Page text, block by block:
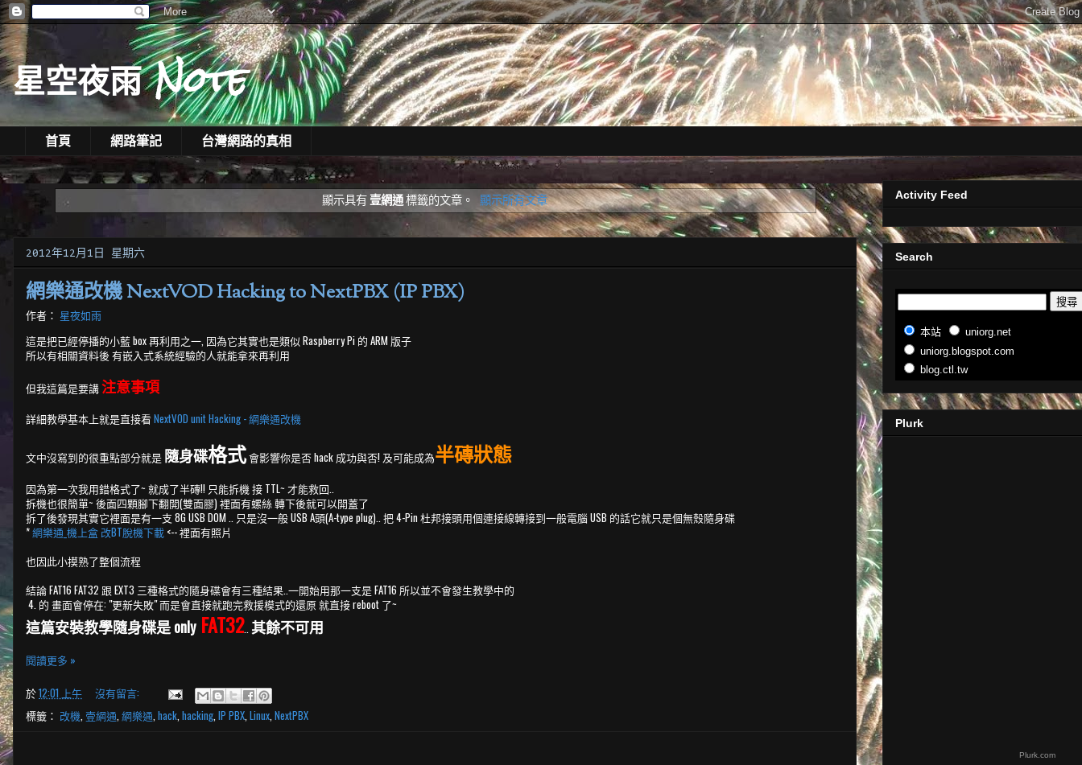
星空夜雨 Note
首頁 網路筆記 台灣網路的真相
顯示具有壹網通標籤的文章。 顯示所有文章
2012年12月1日 星期六
網樂通改機 NextVOD Hacking to NextPBX (IP PBX)
作者： 星夜如雨
這是把已經停播的小藍 box 再利用之一, 因為它其實也是類似 Raspberry Pi 的 ARM 版子
所以有相關資料後 有嵌入式系統經驗的人就能拿來再利用
但我這篇是要講注意事項
詳細教學基本上就是直接看NextVOD unit Hacking - 網樂通改機
文中沒寫到的很重點部分就是 隨身碟格式會影響你是否 hack 成功與否! 及可能成為半磚狀態
因為第一次我用錯格式了~ 就成了半磚!! 只能拆機 接 TTL~ 才能救回..
拆機也很簡單~ 後面四顆腳下翻開(雙面膠) 裡面有螺絲 轉下後就可以開蓋了
拆了後發現其實它裡面是有一支 8G USB DOM .. 只是沒一般 USB A頭(A-type plug).. 把 4-Pin 杜邦接頭用個連接線轉接到一般電腦 USB 的話它就只是個無殼隨身碟
*網樂通_機上盒 改BT脫機下載 <-- 裡面有照片
也因此小摸熟了整個流程
結論 FAT16 FAT32 跟 EXT3 三種格式的隨身碟會有三種結果..一開始用那一支是 FAT16 所以並不會發生教學中的
4. 的 畫面會停在: "更新失敗" 而是會直接就跑完救援模式的還原 就直接 reboot 了~
這篇安裝教學隨身碟是only FAT32.. 其餘不可用
閱讀更多 »
於12:01 上午
沒有留言:
標籤： 改機 壹網通 網樂通 hack hacking IP PBX Linux NextPBX
Activity Feed
Search
本站
uniorg.net
uniorg.blogspot.com
blog.ctl.tw
Plurk
Plurk.com